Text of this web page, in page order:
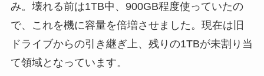
み。壊れる前は1TB中、900GB程度使っていたの
で、これを機に容量を倍増させました。現在は旧
ドライブからの引き継ぎ上、残りの1TBが未割り当
て領域となっています。